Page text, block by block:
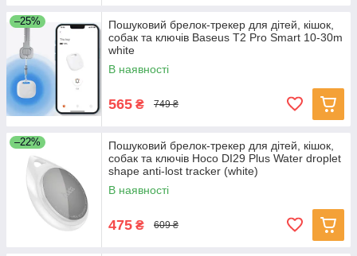
–25%
Пошуковий брелок-трекер для дітей, кішок,
собак та ключів Baseus T2 Pro Smart 10-30m
white
В наявності
565 ₴ 749 ₴
–22%
Пошуковий брелок-трекер для дітей, кішок,
собак та ключів Hoco DI29 Plus Water droplet
shape anti-lost tracker (white)
В наявності
475 ₴ 609 ₴